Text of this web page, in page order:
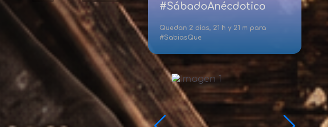
#SábadoAnécdotico
Quedan 2 días, 21 h y 21 m para
#SabiasQue